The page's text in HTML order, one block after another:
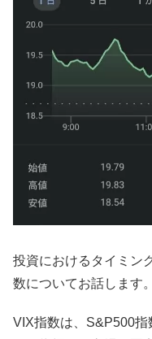
投資におけるタイミン
数についてお話します。
VIX指数は、S&P500指